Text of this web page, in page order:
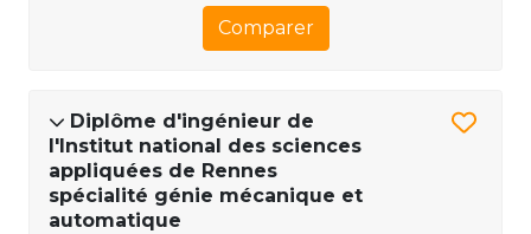
Comparer
Diplôme d'ingénieur de
l'Institut national des sciences
appliquées de Rennes
spécialité génie mécanique et
automatique